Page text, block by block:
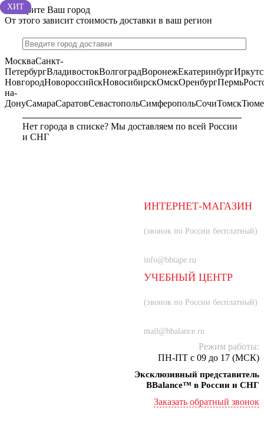
Выберите Ваш город
От этого зависит стоимость доставки в ваш регион
МоскваСанкт-
ПетербургВладивостокВолгоградВоронежЕкатеринбург
НовгородНовороссийскНовосибирскОмскОренбургПермь
на-
ДонуСамараСаратовСевастопольСимферопольСочиТомск
Нет города в списке? Мы доставляем по всей России
и СНГ
ИНТЕРНЕТ-МАГАЗИН
(звонок по России бесплатный)
info@bbtape.ru
УЧЕБНЫЙ ЦЕНТР
(звонок по России бесплатный)
mail@bbalance.ru
Режим работы:
ПН-ПТ с 09 до 17 (МСК)
Эксклюзивный представитель
BBalance™ в России и СНГ
Заказать обратный звонок
ХИТ
ХИТ